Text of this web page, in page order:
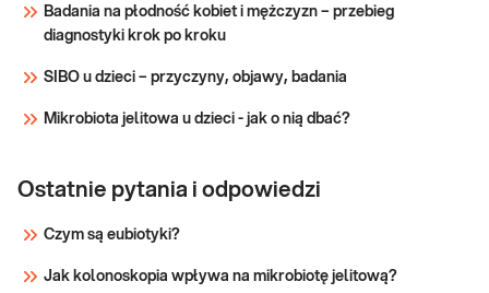
Badania na płodność kobiet i mężczyzn – przebieg
diagnostyki krok po kroku
SIBO u dzieci – przyczyny, objawy, badania
Mikrobiota jelitowa u dzieci - jak o nią dbać?
Ostatnie pytania i odpowiedzi
Czym są eubiotyki?
Jak kolonoskopia wpływa na mikrobiotę jelitową?